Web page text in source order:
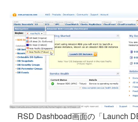
RSD Dashboad画面の「Launch